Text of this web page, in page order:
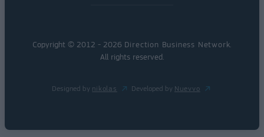
Copyright © 2012 - 2026 Direction Business Network
All rights reserved.
Designed by nikolas Developed by Nuevvo